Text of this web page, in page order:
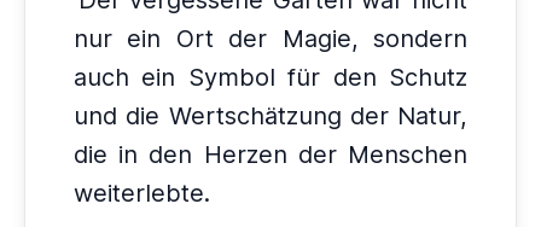
nur ein Ort der Magie, sondern
auch ein Symbol für den Schutz
und die Wertschätzung der Natur,
die in den Herzen der Menschen
weiterlebte.